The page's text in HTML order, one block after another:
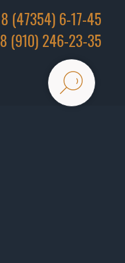
8 (47354) 6-17-45
8 (910) 246-23-35